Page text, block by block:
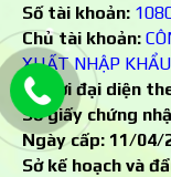
Số tài khoản:
Chủ tài khoản:
XUẤT NHẬP
Người đại diện
Số giấy chứng
Ngày cấp: 11/04/
Sở kế hoạch và